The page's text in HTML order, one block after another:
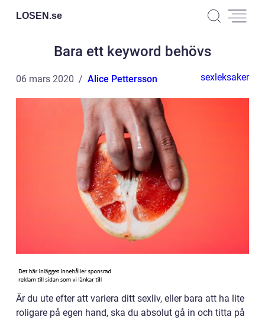
LOSEN.se
Bara ett keyword behövs
06 mars 2020 Alice Pettersson sexleksaker
Är du ute efter att variera ditt sexliv, eller bara att ha lite
roligare på egen hand, ska du absolut gå in och titta på